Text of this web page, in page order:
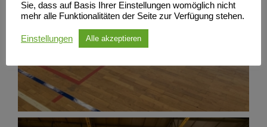
Sie, dass auf Basis Ihrer Einstellungen womöglich nicht
mehr alle Funktionalitäten der Seite zur Verfügung stehen.
Einstellungen Alle akzeptieren